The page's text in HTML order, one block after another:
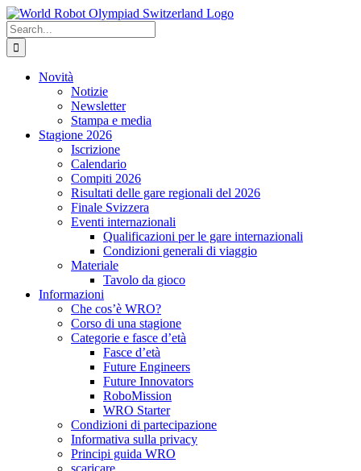
Skip
to
content
Search
for:
Novità
Notizie
Newsletter
Stampa e media
Stagione 2026
Iscrizione
Calendario
Compiti 2026
Risultati delle gare regionali del 2026
Finale Svizzera
Eventi internazionali
Qualificazioni per le gare internazionali
Condizioni generali di viaggio
Materiale
Tavolo da gioco
Informazioni
Che cos’è WRO?
Corso di una stagione
Categorie e fasce d’età
Fasce d’età
Future Engineers
Future Innovators
RoboMission
WRO Starter
Condizioni di partecipazione
Informativa sulla privacy
Principi guida WRO
scaricare